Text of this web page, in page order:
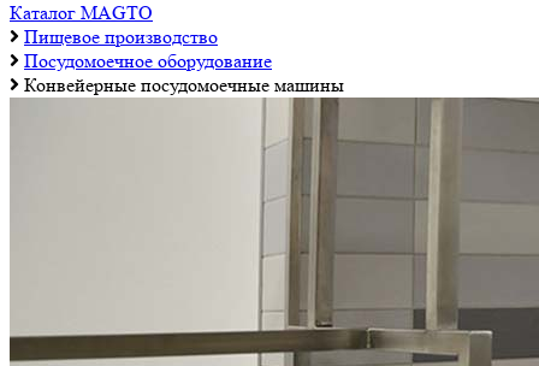
Каталог MAGTO
Пищевое производство
Посудомоечное оборудование
Конвейерные посудомоечные машины